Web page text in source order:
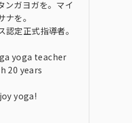
ンガヨガを。マイ
を。
定正式指導者。
yoga teacher
20 years
yoga!